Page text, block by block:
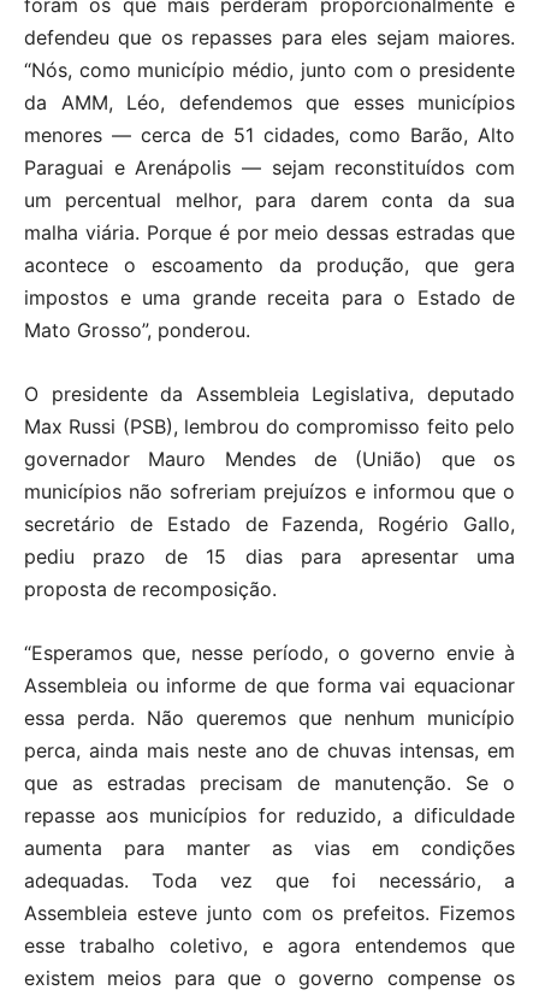
defendeu que os repasses para eles sejam maiores.
“Nós, como município médio, junto com o presidente
da AMM, Léo, defendemos que esses municípios
menores — cerca de 51 cidades, como Barão, Alto
Paraguai e Arenápolis — sejam reconstituídos com
um percentual melhor, para darem conta da sua
malha viária. Porque é por meio dessas estradas que
acontece o escoamento da produção, que gera
impostos e uma grande receita para o Estado de
Mato Grosso”, ponderou.
O presidente da Assembleia Legislativa, deputado
Max Russi (PSB), lembrou do compromisso feito pelo
governador Mauro Mendes de (União) que os
municípios não sofreriam prejuízos e informou que o
secretário de Estado de Fazenda, Rogério Gallo,
pediu prazo de 15 dias para apresentar uma
proposta de recomposição.
“Esperamos que, nesse período, o governo envie à
Assembleia ou informe de que forma vai equacionar
essa perda. Não queremos que nenhum município
perca, ainda mais neste ano de chuvas intensas, em
que as estradas precisam de manutenção. Se o
repasse aos municípios for reduzido, a dificuldade
aumenta para manter as vias em condições
adequadas. Toda vez que foi necessário, a
Assembleia esteve junto com os prefeitos. Fizemos
esse trabalho coletivo, e agora entendemos que
existem meios para que o governo compense os